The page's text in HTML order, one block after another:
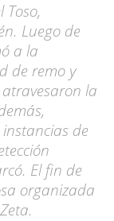
Luego de
a la
de remo y
la
de
El fin de
organizada